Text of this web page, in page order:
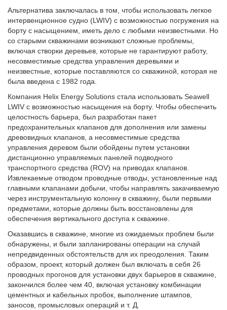
Альтернатива заключалась в том, чтобы использовать легкое
интервенционное судно (LWIV) с возможностью погружения на
борту с насыщением, иметь дело с любыми неизвестными. Но
со старыми скважинами возникают сложные проблемы,
включая створки деревьев, которые не гарантируют работу,
несовместимые средства управления деревьями и
неизвестные, которые поставляются со скважиной, которая не
была введена с 1982 года.
Компания Helix Energy Solutions стала использовать Seawell
LWIV с возможностью насыщения на борту. Чтобы обеспечить
целостность барьера, был разработан пакет
предохранительных клапанов для дополнения или замены
древовидных клапанов, а несовместимые средства
управления деревом были обойдены путем установки
дистанционно управляемых панелей подводного
транспортного средства (ROV) на приводах клапанов.
Извлекаемые отводом проводные отводы, установленные над
главными клапанами добычи, чтобы направлять закачиваемую
через инструментальную колонну в скважину, были первыми
предметами, которые должны быть восстановлены для
обеспечения вертикального доступа к скважине.
Оказавшись в скважине, многие из ожидаемых проблем были
обнаружены, и были запланированы операции на случай
непредвиденных обстоятельств для их преодоления. Таким
образом, проект, который должен был включать в себя 26
проводных прогонов для установки двух барьеров в скважине,
закончился более чем 40, включая установку комбинации
цементных и кабельных пробок, выполнение штампов,
заносов, промысловых операций и т. Д.